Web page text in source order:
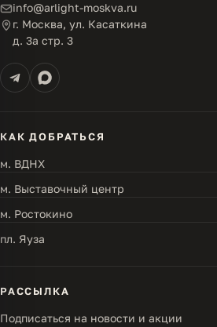
info@arlight-moskva.ru
г. Москва, ул. Касаткина
д. 3а стр. 3
КАК ДОБРАТЬСЯ
м. ВДНХ
м. Выставочный центр
м. Ростокино
пл. Яуза
РАССЫЛКА
Подписаться на новости и акции